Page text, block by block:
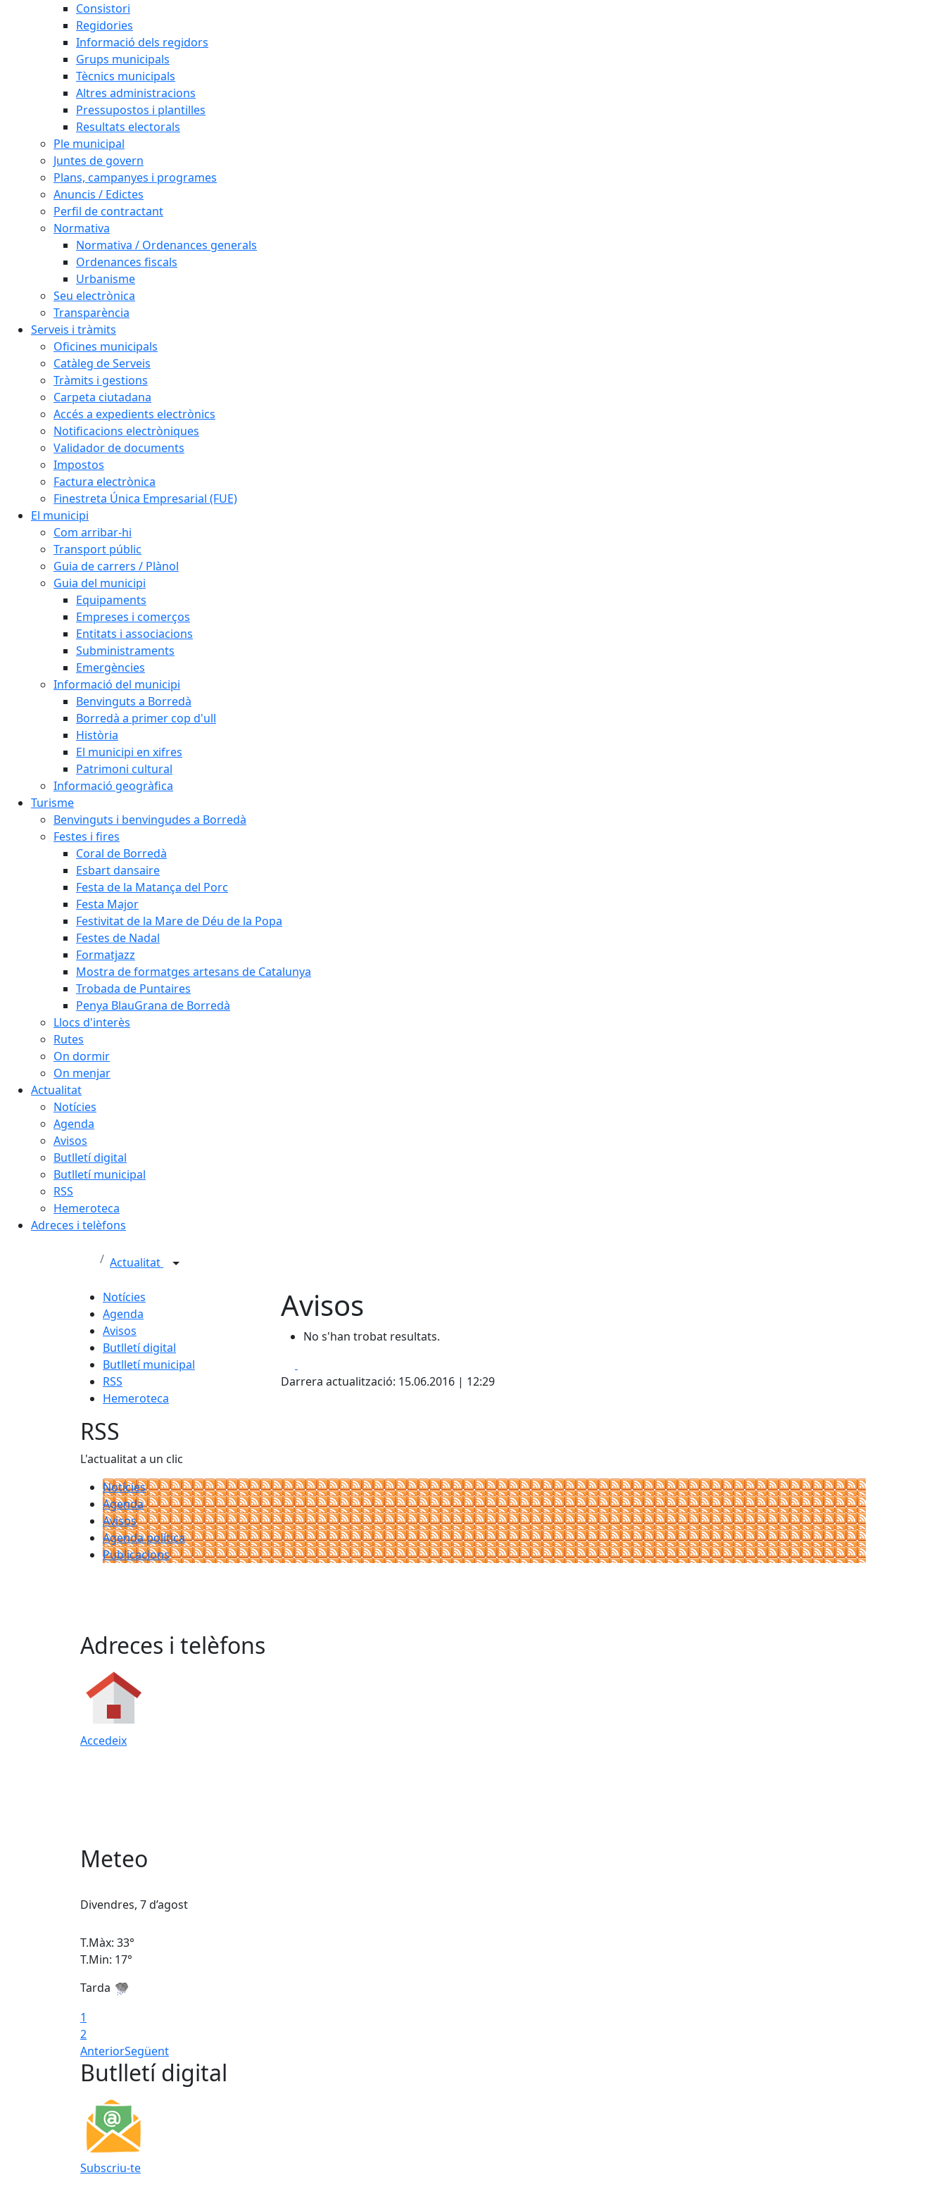
Consistori
Regidories
Informació dels regidors
Grups municipals
Tècnics municipals
Altres administracions
Pressupostos i plantilles
Resultats electorals
Ple municipal
Juntes de govern
Plans, campanyes i programes
Anuncis / Edictes
Perfil de contractant
Normativa
Normativa / Ordenances generals
Ordenances fiscals
Urbanisme
Seu electrònica
Transparència
Serveis i tràmits
Oficines municipals
Catàleg de Serveis
Tràmits i gestions
Carpeta ciutadana
Accés a expedients electrònics
Notificacions electròniques
Validador de documents
Impostos
Factura electrònica
Finestreta Única Empresarial (FUE)
El municipi
Com arribar-hi
Transport públic
Guia de carrers / Plànol
Guia del municipi
Equipaments
Empreses i comerços
Entitats i associacions
Subministraments
Emergències
Informació del municipi
Benvinguts a Borredà
Borredà a primer cop d'ull
Història
El municipi en xifres
Patrimoni cultural
Informació geogràfica
Turisme
Benvinguts i benvingudes a Borredà
Festes i fires
Coral de Borredà
Esbart dansaire
Festa de la Matança del Porc
Festa Major
Festivitat de la Mare de Déu de la Popa
Festes de Nadal
Formatjazz
Mostra de formatges artesans de Catalunya
Trobada de Puntaires
Penya BlauGrana de Borredà
Llocs d'interès
Rutes
On dormir
On menjar
Actualitat
Notícies
Agenda
Avisos
Butlletí digital
Butlletí municipal
RSS
Hemeroteca
Adreces i telèfons
Actualitat
Notícies
Agenda
Avisos
Butlletí digital
Butlletí municipal
RSS
Hemeroteca
Avisos
No s'han trobat resultats.
Darrera actualització: 15.06.2016 | 12:29
RSS
L'actualitat a un clic
Notícies
Agenda
Avisos
Agenda política
Publicacions
Adreces i telèfons
Accedeix
Meteo
Divendres, 7 d’agost
T.Màx: 33°
T.Min: 17°
Tarda
1
2
AnteriorSegüent
Butlletí digital
Subscriu-te